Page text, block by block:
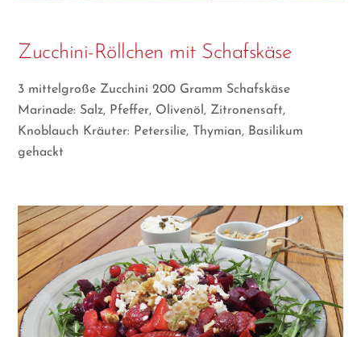
Zucchini-Röllchen mit Schafskäse
3 mittelgroße Zucchini 200 Gramm Schafskäse
Marinade: Salz, Pfeffer, Olivenöl, Zitronensaft,
Knoblauch Kräuter: Petersilie, Thymian, Basilikum
gehackt